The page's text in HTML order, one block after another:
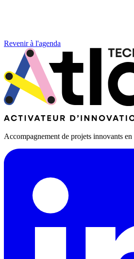
Revenir à l'agenda
Accompagnement de projets innovants